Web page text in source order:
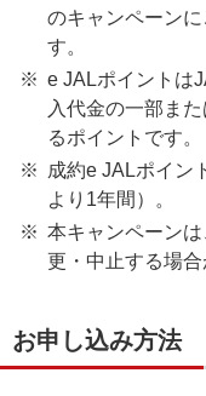
のキャンペーン
す。
e JALポイントは
入代金の一部ま
るポイントです。
成約e JALポイン
より1年間）。
本キャンペーン
更・中止する場合
お申し込み方法